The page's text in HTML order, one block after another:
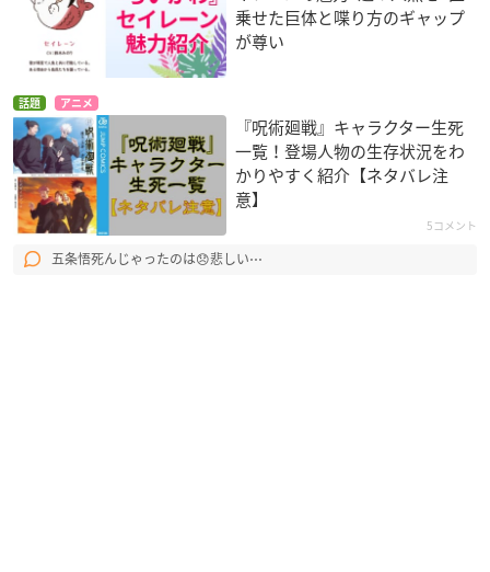
乗せた巨体と喋り方のギャップ
が尊い
話題 アニメ
『呪術廻戦』キャラクター生死
一覧！登場人物の生存状況をわ
かりやすく紹介【ネタバレ注
意】
5コメント
五条悟死んじゃったのは😞悲しい⋯